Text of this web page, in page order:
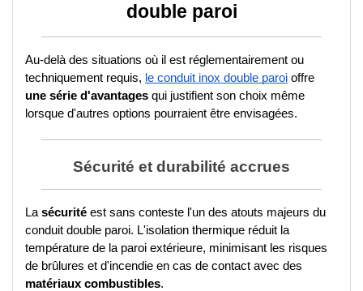
double paroi
Au-delà des situations où il est réglementairement ou
techniquement requis, le conduit inox double paroi
une série d'avantages qui justifient son choix même
lorsque d'autres options pourraient être envisagées.
Sécurité et durabilité accrues
La sécurité est sans conteste l'un des atouts majeurs du
conduit double paroi. L'isolation thermique réduit la
température de la paroi extérieure, minimisant les risques
matériaux combustibles.